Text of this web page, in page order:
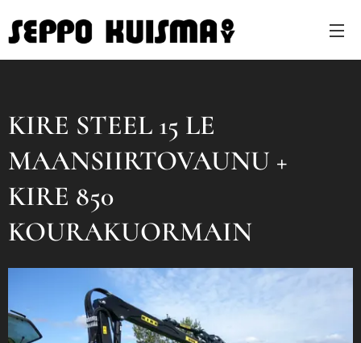
KIRE STEEL 15 LE
MAANSIIRTOVAUNU +
KIRE 850
KOURAKUORMAIN